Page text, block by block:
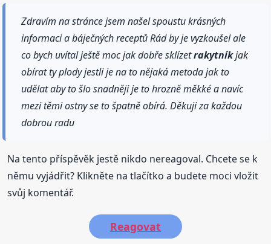
Zdravím na stránce jsem našel spoustu krásných
informaci a báječných receptů Rád by je vyzkoušel ale
co bych uvítal ještě moc jak dobře sklízetrakytníkjak
obírat ty plody jestli je na to nějaká metoda jak to
udělat aby to šlo snadněji je to hrozně měkké a navíc
mezi těmi ostny se to špatně obírá. Děkuji za každou
dobrou radu
Na tento příspěvěk jestě nikdo nereagoval. Chcete se k
němu vyjádřit? Klikněte na tlačítko a budete moci vložit
svůj komentář.
Reagovat